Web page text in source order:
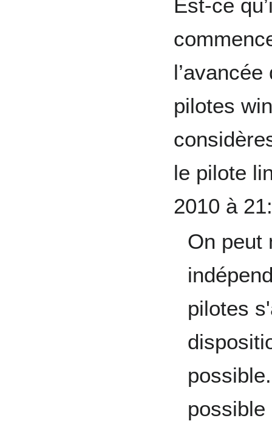
Est-ce
pilotes
le pilote
2010 à
On peut
pilotes
possible